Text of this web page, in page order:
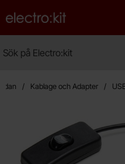
Startsidan för Electro:kit
Kablage och Adapter